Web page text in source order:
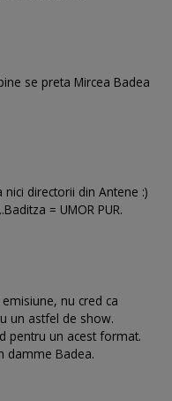
se preta Mircea Badea
nici directorii din Antene :)
= UMOR PUR.
nu cred ca
un astfel de show.
pentru un acest format.
damme Badea.